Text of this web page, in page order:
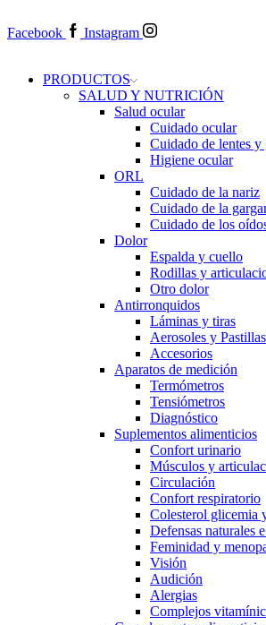
Facebook
Instagram
PRODUCTOS
SALUD Y NUTRICIÓN
Salud ocular
Cuidado ocular
Cuidado de lentes y
Higiene ocular
ORL
​​Cuidado de la nariz
​​Cuidado de la
​​Cuidado de los
Dolor
Espalda y cuello
Rodillas y
Otro dolor
Antirronquidos
Láminas y tiras
Aerosoles y Pastillas
Accesorios
Aparatos de medición
Termómetros
Tensiómetros
Diagnóstico
Suplementos alimenticios
Confort urinario
Músculos y
Circulación
Confort respiratorio
Colesterol glicemia
Defensas naturales
Feminidad y
Visión
Audición
Alergias
Complejos